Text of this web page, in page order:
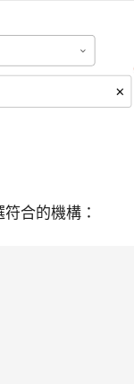
合的機構：